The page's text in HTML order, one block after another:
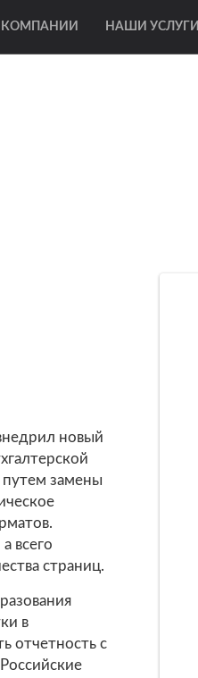
КОМПАНИИ НАШИ УСЛУГИ
новый
путем замены
всего
страниц.
в
отчетность с